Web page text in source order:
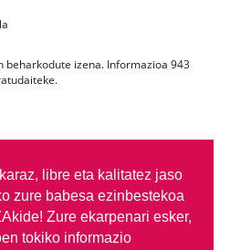
beharkodute izena. Informazioa 943
libre eta kalitatez jaso
zure babesa ezinbestekoa
Zure ekarpenari esker,
tokiko informazio